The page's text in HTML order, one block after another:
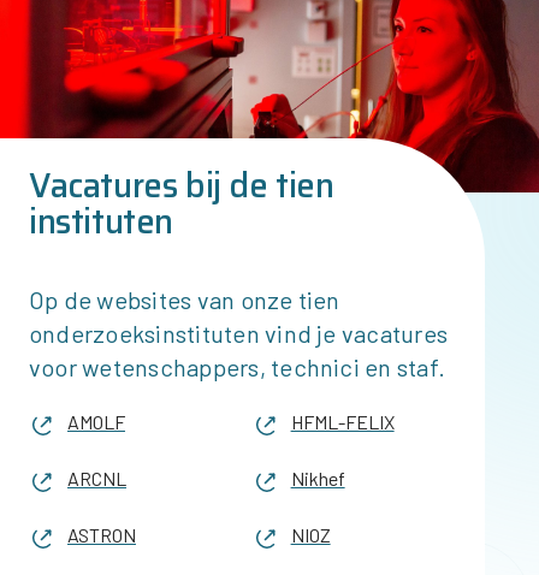
Vacatures bij de tien
instituten
Op de websites van onze tien
onderzoeksinstituten vind je vacatures
voor wetenschappers, technici en staf.
AMOLF
ARCNL
ASTRON
HFML-FELIX
Nikhef
NIOZ